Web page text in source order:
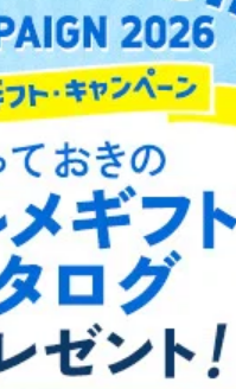
採用情報
お問い合わせ
基づく表示
出版社の皆様へ
トマップ